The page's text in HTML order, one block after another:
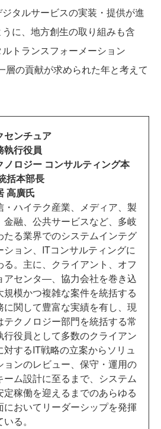
タルサービスの実装・提供が進
に、地方創生の取り組みも含
トランスフォーメーション
層の貢献が求められた年と考えて
センチュア
執行役員
ノロジー コンサルティング本
括本部長
高廣氏
・ハイテク産業、メディア、製
金融、公共サービスなど、多岐
たる業界でのシステムインテグ
ション、ITコンサルティングに
る。主に、クライアント、オフ
アセンタ―、協力会社を巻き込
規模かつ複雑な案件を統括する
に関して豊富な実績を有し、現
テクノロジー部門を統括する常
行役員として多数のクライアン
対するIT戦略の立案からソリュ
ョンのレビュー、保守・運用の
ーム設計に至るまで、システム
定稼働を迎えるまでのあらゆる
においてリーダーシップを発揮
いる。